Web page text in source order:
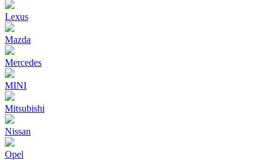
Lexus
Mazda
Mercedes
MINI
Mitsubishi
Nissan
Opel